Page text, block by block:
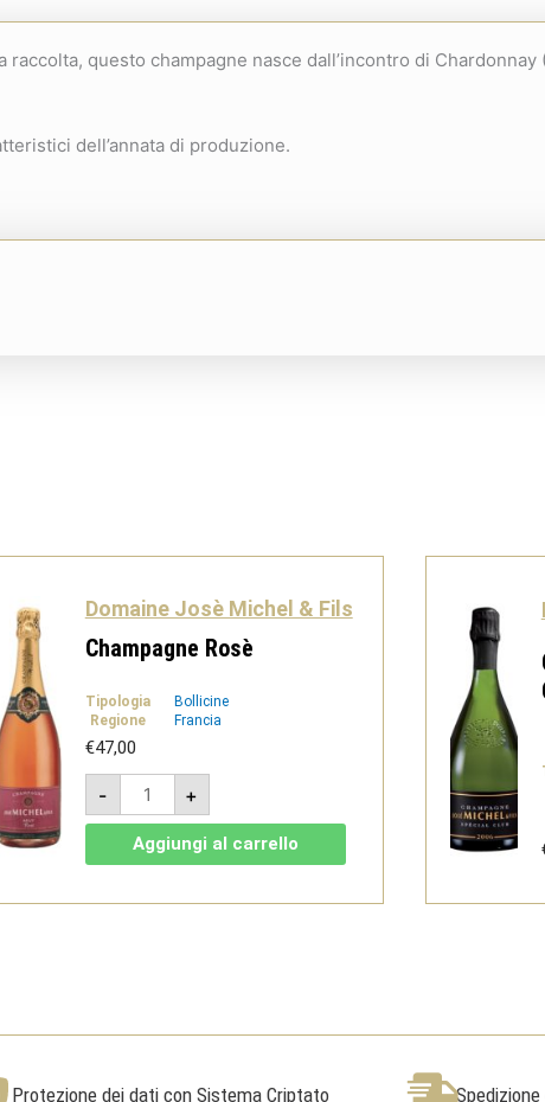
questo champagne nasce dall’incontro di Chardonnay
dell’annata di produzione.
Domaine Josè Michel & Fils
Champagne Rosè
Tipologia
Bollicine
Regione
Francia
€47,00
-
Champagne
Rosè
quantità
+
Aggiungi al carrello
Protezione dei dati con Sistema Criptato